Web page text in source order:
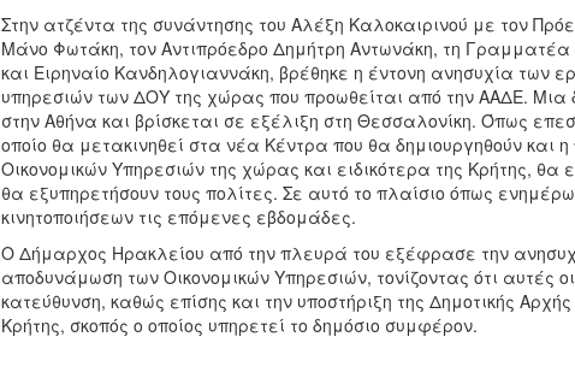
Στην ατζέντα της συνάντησης του Αλέξη Καλοκαιρινού με τον
Μάνο Φωτάκη, τον Αντιπρόεδρο Δημήτρη Αντωνάκη, τη
και Ειρηναίο Κανδηλογιαννάκη, βρέθηκε η έντονη ανησυχία των
υπηρεσιών των ΔΟΥ της χώρας που προωθείται από την ΑΑΔΕ. Μια
στην Αθήνα και βρίσκεται σε εξέλιξη στη Θεσσαλονίκη. Όπως
οποίο θα μετακινηθεί στα νέα Κέντρα που θα δημιουργηθούν
Οικονομικών Υπηρεσιών της χώρας και ειδικότερα της Κρήτης, θα
θα εξυπηρετήσουν τους πολίτες. Σε αυτό το πλαίσιο όπως
κινητοποιήσεων τις επόμενες εβδομάδες.
Ο Δήμαρχος Ηρακλείου από την πλευρά του εξέφρασε την
αποδυνάμωση των Οικονομικών Υπηρεσιών, τονίζοντας ότι αυτές
κατεύθυνση, καθώς επίσης και την υποστήριξη της Δημοτικής
Κρήτης, σκοπός ο οποίος υπηρετεί το δημόσιο συμφέρον.